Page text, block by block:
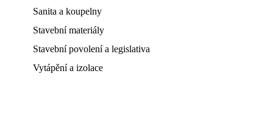
Sanita a koupelny
Stavební materiály
Stavební povolení a legislativa
Vytápění a izolace